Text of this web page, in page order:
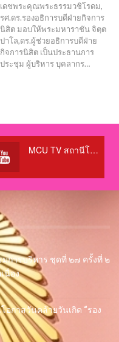
เดชพระคุณพระธรรมวชิโรดม,
รศ.ดร.รองอธิการบดีฝ่ายกิจการ
นิสิต มอบให้พระมหาราชัน จิตฺต
ปาโล,ดร.ผู้ช่วยอธิการบดีฝ่าย
กิจการนิสิต เป็นประธานการ
ประชุม ผู้บริหาร บุคลากร…
MCU TV สถานีโทรทัศน์เพื่อการศึกษา @OfficialTBCChannel
การบริหาร ชุดที่ ๒๗ ครั้งที่ ๒
นื่อง
อกาสวันคล้ายวันเกิด “รอง